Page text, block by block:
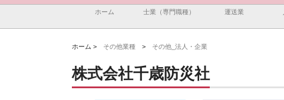
ホーム 士業（専門職種） 運送業
ホーム > その他業種 > その他_法人・企業
株式会社千歳防災社